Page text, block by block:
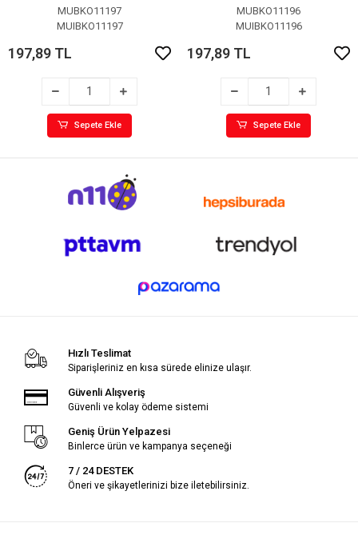
MUBKO11197
MUIBKO11197
197,89 TL
Sepete Ekle
MUBKO11196
MUIBKO11196
197,89 TL
Sepete Ekle
Hızlı Teslimat
Siparişleriniz en kısa sürede elinize ulaşır.
Güvenli Alışveriş
Güvenli ve kolay ödeme sistemi
Geniş Ürün Yelpazesi
Binlerce ürün ve kampanya seçeneği
7 / 24 DESTEK
Öneri ve şikayetlerinizi bize iletebilirsiniz.